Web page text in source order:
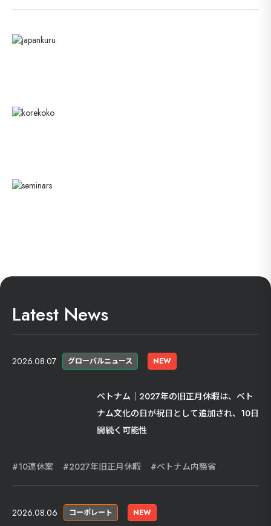
Latest News
NEW
グローバルニュース
2026.08.07
ベトナム｜2027年の旧正月休暇は、ベト
ナム文化の日が祝日として追加され、10日
間続く可能性
10連休案 2027年旧正月休暇 ベトナム内務省
NEW
コーポレート
2026.08.06